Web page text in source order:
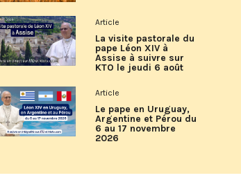
Article
La visite pastorale du
pape Léon XIV à
Assise à suivre sur
KTO le jeudi 6 août
Article
Le pape en Uruguay,
Argentine et Pérou du
6 au 17 novembre
2026